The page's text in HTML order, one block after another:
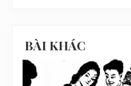
BÀI KHÁC